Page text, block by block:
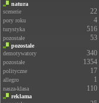
natura
scenerie
22
pory roku 4
turystyka 516
pozostałe 53
pozostałe
demotywatory
340
pozostałe 1354
polityczne 17
allegro 1
nasza-klasa 110
reklama